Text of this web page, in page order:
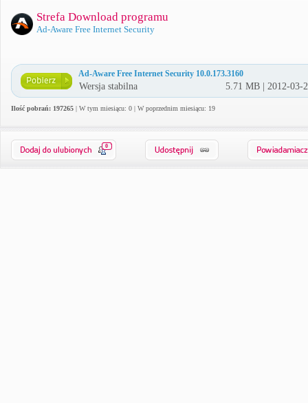
Strefa Download programu
Ad-Aware Free Internet Security
Ad-Aware Free Internet Security 10.0.173.3160
Wersja stabilna 5.71 MB | 2012-03-
Ilość pobrań: 197265 | W tym miesiącu: 0 | W poprzednim miesiącu: 19
0